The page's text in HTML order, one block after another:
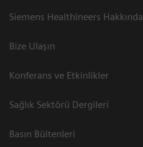
Siemens Healthineers Hakkında
Bize Ulaşın
Konferans ve Etkinlikler
Sağlık Sektörü Dergileri
Basın Bültenleri